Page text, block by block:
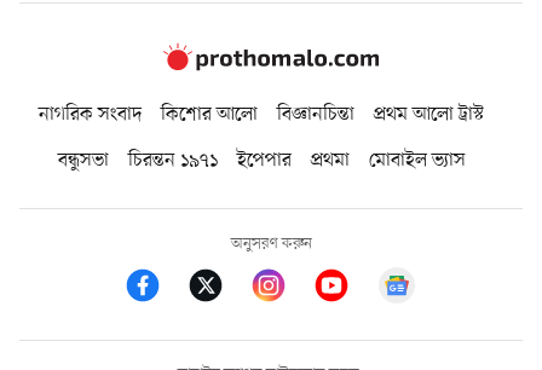
নাগরিক সংবাদ কিশোর আলো বিজ্ঞানচিন্তা
প্রথম আলো ট্রাস্ট
বন্ধুসভা
চিরন্তন ১৯৭১ ইপেপার প্রথমা মোবাইল ভ্যাস
অনুসরণ করুন